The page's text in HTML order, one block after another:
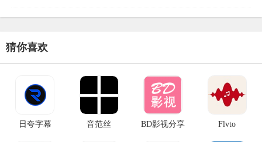
猜你喜欢
日夸字幕 音范丝 BD影视分享 Flvto